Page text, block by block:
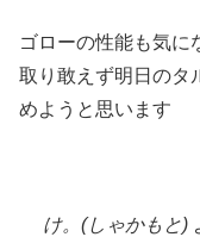
ゴローの性能も気に
取り敢えず明日のタ
めようと思います
け。(しゃかもと)